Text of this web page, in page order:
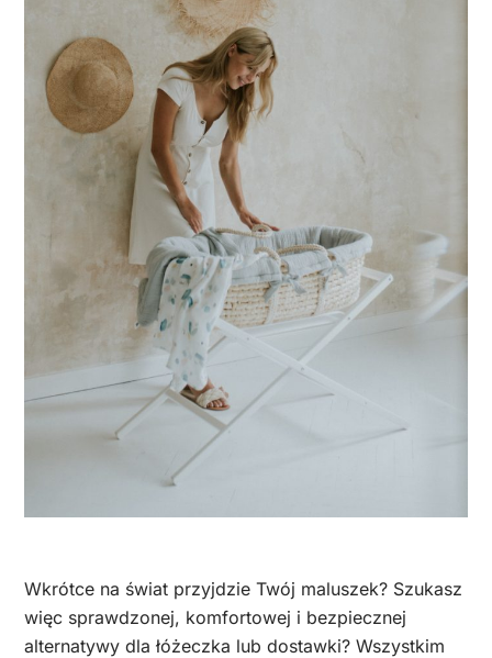
Wkrótce na świat przyjdzie Twój maluszek? Szukasz
więc sprawdzonej, komfortowej i bezpiecznej
alternatywy dla łóżeczka lub dostawki? Wszystkim